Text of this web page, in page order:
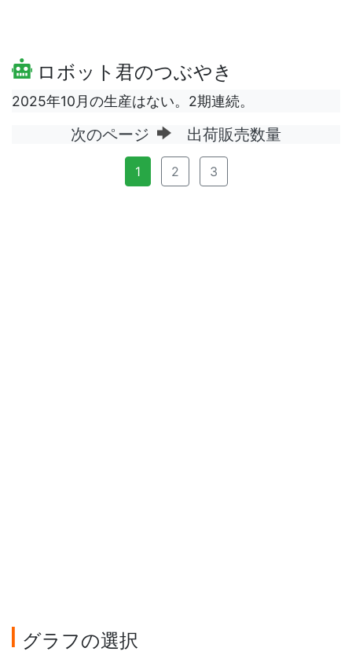
ロボット君のつぶやき
2025年10月の生産はない。2期連続。
次のページ 出荷販売数量
1 2 3
グラフの選択